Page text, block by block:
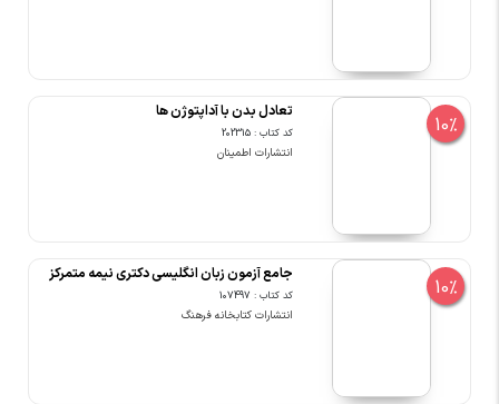
10%
تعادل بدن با آداپتوژن ها
کد کتاب : 202315
انتشارات اطمینان
10%
جامع آزمون زبان انگلیسی دکتری نیمه متمرکز
کد کتاب : 107497
انتشارات کتابخانه فرهنگ